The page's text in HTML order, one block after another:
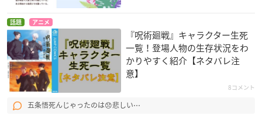
話題 アニメ
『呪術廻戦』キャラクター生死
一覧！登場人物の生存状況をわ
かりやすく紹介【ネタバレ注
意】
8コメント
五条悟死んじゃったのは😞悲しい⋯